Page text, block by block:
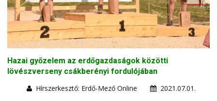
Hazai győzelem az erdőgazdaságok közötti
lövészverseny csákberényi fordulójában
Hírszerkesztő: Erdő-Mező Online
2021.07.01.